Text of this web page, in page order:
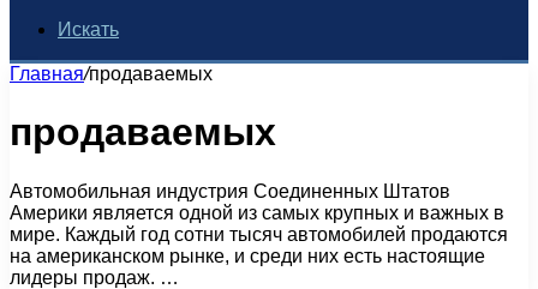
Искать
Главная/продаваемых
продаваемых
Автомобильная индустрия Соединенных Штатов
Америки является одной из самых крупных и важных в
мире. Каждый год сотни тысяч автомобилей продаются
на американском рынке, и среди них есть настоящие
лидеры продаж. …